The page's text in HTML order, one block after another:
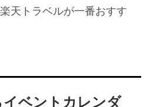
天トラベルが一番おすす
ベントカレンダ